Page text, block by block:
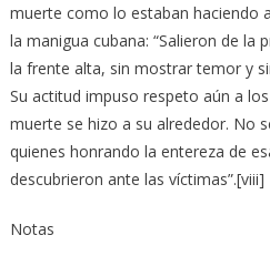
muerte como lo estaban haciendo
la manigua cubana: “Salieron de la
la frente alta, sin mostrar temor y
Su actitud impuso respeto aún a
muerte se hizo a su alrededor. No
quienes honrando la entereza de
descubrieron ante las víctimas”.[viii]
Notas